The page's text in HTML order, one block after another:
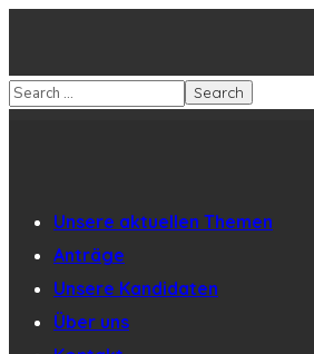
Unsere aktuellen Themen
Anträge
Unsere Kandidaten
Über uns